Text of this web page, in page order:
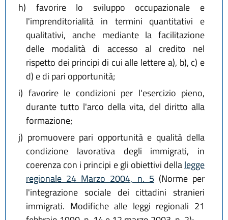
h) favorire lo sviluppo occupazionale e
l'imprenditorialità in termini quantitativi e
qualitativi, anche mediante la facilitazione
delle modalità di accesso al credito nel
rispetto dei principi di cui alle lettere a), b), c) e
d) e di pari opportunità;
i) favorire le condizioni per l'esercizio pieno,
durante tutto l'arco della vita, del diritto alla
formazione;
j) promuovere pari opportunità e qualità della
condizione lavorativa degli immigrati, in
coerenza con i principi e gli obiettivi dellalegge
regionale 24 Marzo 2004, n. 5 (Norme per
l'integrazione sociale dei cittadini stranieri
immigrati. Modifiche alle leggi regionali 21